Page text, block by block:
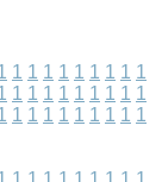
1 1 1 1 1 1 1 1 1
1 1 1 1 1 1 1 1 1
1 1 1 1 1 1 1 1 1